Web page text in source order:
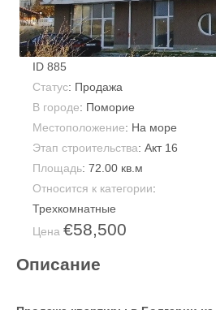
ID 885
Статус: Продажа
В городе: Поморие
Местоположение: На море
Этап строительства: Акт 16
Площадь: 72.00 кв.м
Относится к категории:
Трехкомнатные
Цена €58,500
Описание